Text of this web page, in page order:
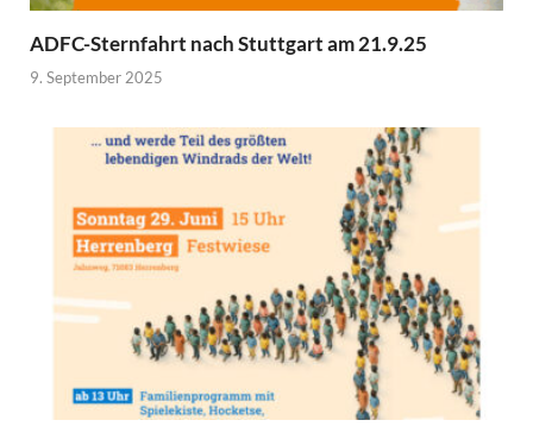
ADFC-Sternfahrt nach Stuttgart am 21.9.25
9. September 2025